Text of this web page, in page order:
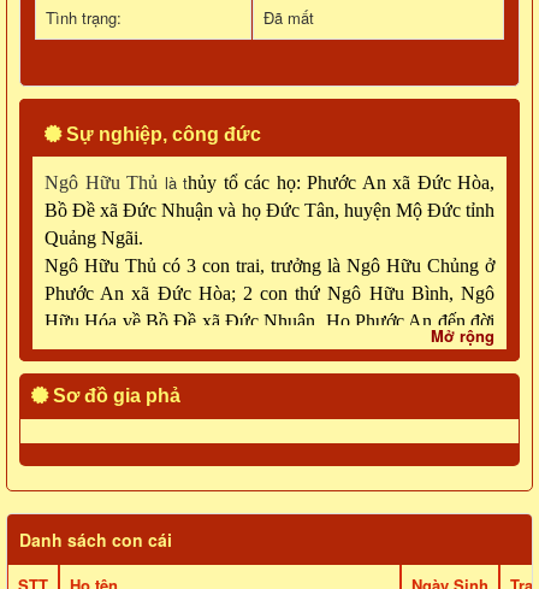
Tình trạng:
Đã mất
Sự nghiệp, công đức
Ngô Hữu Thủ là thủy tổ các họ: Phước An xã Đức Hòa,
Bồ Đề xã Đức Nhuận và họ Đức Tân, huyện Mộ Đức tỉnh
Quảng Ngãi.
Ngô Hữu Thủ có 3 con trai, trưởng là Ngô Hữu Chủng ở
Phước An xã Đức Hòa; 2 con thứ Ngô Hữu Bình, Ngô
Hữu Hóa về Bồ Đề xã Đức Nhuận. Họ Phước An đến đời
6 có Ngô Hữu Lỗi về Đức Tân.
Mở rộng
Sơ đồ gia phả
Danh sách con cái